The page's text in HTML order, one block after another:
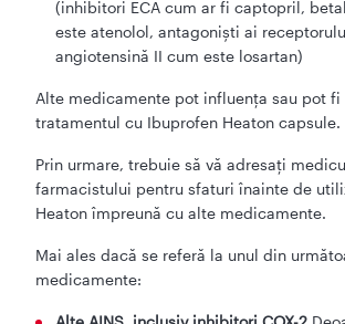
(inhibitori ECA cum ar fi captopril,
este atenolol, antagoniști ai
angiotensină II cum este losartan)
Alte medicamente pot influența sau pot
tratamentul cu Ibuprofen Heaton capsule.
Prin urmare, trebuie să vă adresați
farmacistului pentru sfaturi înainte de
Heaton împreună cu alte medicamente.
Mai ales dacă se referă la unul din
medicamente: